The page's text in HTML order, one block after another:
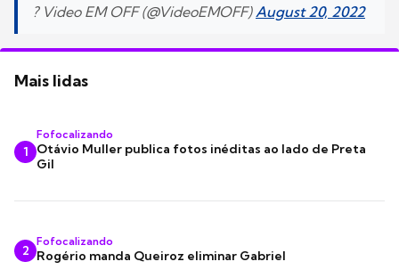
? Video EM OFF (@VideoEMOFF)August 20, 2022
Mais lidas
1
Fofocalizando
Otávio Muller publica fotos inéditas ao lado de Preta
Gil
2
Fofocalizando
Rogério manda Queiroz eliminar Gabriel